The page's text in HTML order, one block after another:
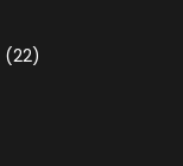
(22)